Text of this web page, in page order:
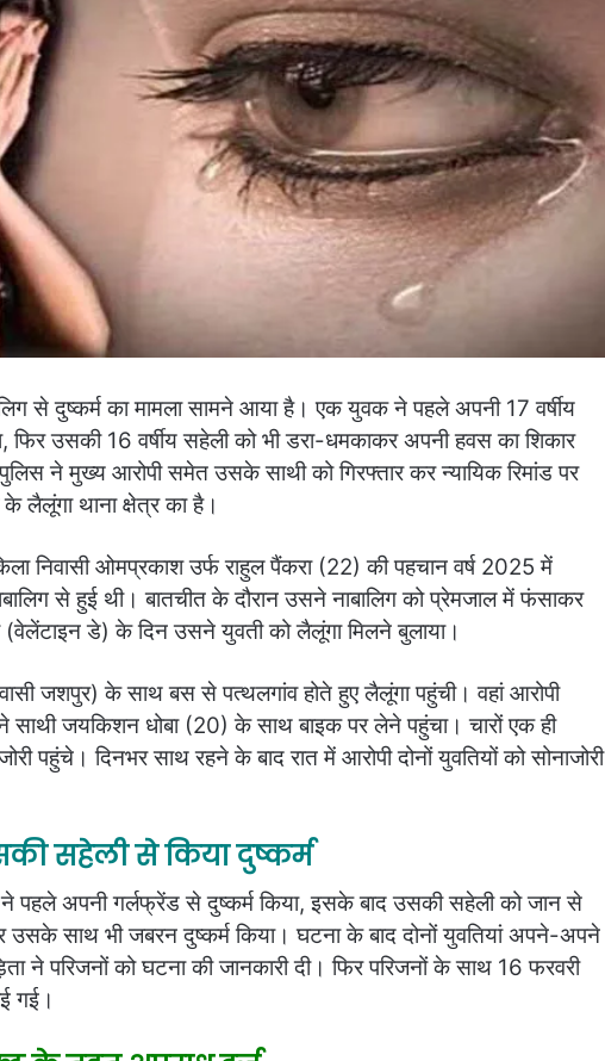
से दुष्कर्म का मामला सामने आया है। एक युवक ने पहले अपनी 17 वर्षीय
फिर उसकी 16 वर्षीय सहेली को भी डरा-धमकाकर अपनी हवस का शिकार
ने मुख्य आरोपी समेत उसके साथी को गिरफ्तार कर न्यायिक रिमांड पर
लैलूंगा थाना क्षेत्र का है।
निवासी ओमप्रकाश उर्फ राहुल पैंकरा (22) की पहचान वर्ष 2025 में
से हुई थी। बातचीत के दौरान उसने नाबालिग को प्रेमजाल में फंसाकर
(वेलेंटाइन डे) के दिन उसने युवती को लैलूंगा मिलने बुलाया।
जशपुर) के साथ बस से पत्थलगांव होते हुए लैलूंगा पहुंची। वहां आरोपी
साथी जयकिशन धोबा (20) के साथ बाइक पर लेने पहुंचा। चारों एक ही
पहुंचे। दिनभर साथ रहने के बाद रात में आरोपी दोनों युवतियों को सोनाजोरी
सहेली से किया दुष्कर्म
अपनी गर्लफ्रेंड से दुष्कर्म किया, इसके बाद उसकी सहेली को जान से
उसके साथ भी जबरन दुष्कर्म किया। घटना के बाद दोनों युवतियां अपने-अपने
ने परिजनों को घटना की जानकारी दी। फिर परिजनों के साथ 16 फरवरी
गई।